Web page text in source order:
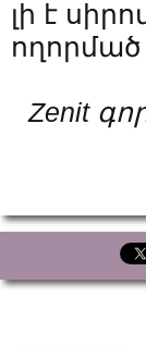
լի է
ողորմած
Zenit